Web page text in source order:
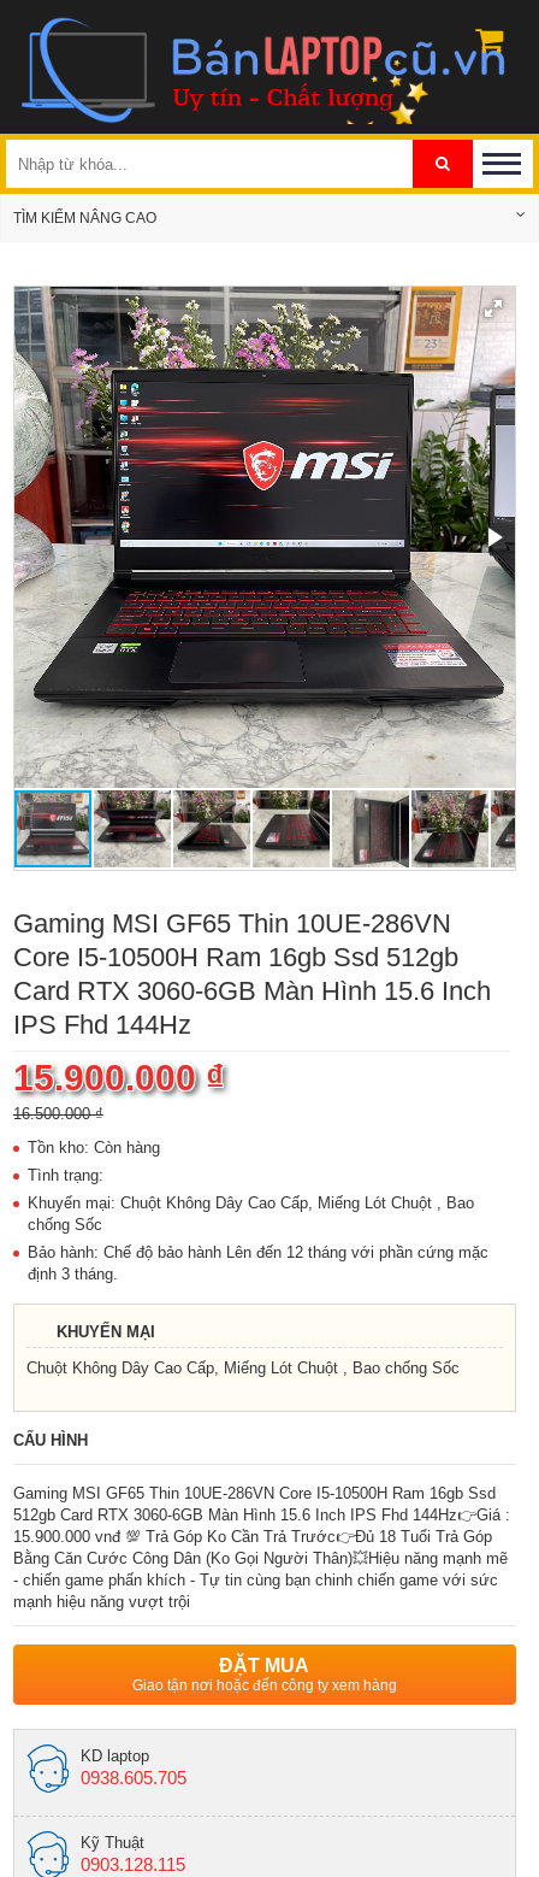
TÌM KIẾM NÂNG CAO
Gaming MSI GF65 Thin 10UE-286VN
Core I5-10500H Ram 16gb Ssd 512gb
Card RTX 3060-6GB Màn Hình 15.6 Inch
IPS Fhd 144Hz
15.900.000 ₫
16.500.000 ₫
Tồn kho: Còn hàng
Tình trạng:
Khuyến mại: Chuột Không Dây Cao Cấp, Miếng Lót Chuột , Bao
chống Sốc
Bảo hành: Chế độ bảo hành Lên đến 12 tháng với phần cứng mặc
định 3 tháng.
KHUYẾN MẠI
Chuột Không Dây Cao Cấp, Miếng Lót Chuột , Bao chống Sốc
CẤU HÌNH
Gaming MSI GF65 Thin 10UE-286VN Core I5-10500H Ram 16gb Ssd
512gb Card RTX 3060-6GB Màn Hình 15.6 Inch IPS Fhd 144Hz👉Giá :
15.900.000 vnđ 💯 Trả Góp Ko Cần Trả Trước👉Đủ 18 Tuổi Trả Góp
Bằng Căn Cước Công Dân (Ko Gọi Người Thân)💥Hiệu năng mạnh mẽ
- chiến game phấn khích - Tự tin cùng bạn chinh chiến game với sức
mạnh hiệu năng vượt trội
ĐẶT MUA
Giao tận nơi hoặc đến công ty xem hàng
KD laptop
0938.605.705
Kỹ Thuật
0903.128.115